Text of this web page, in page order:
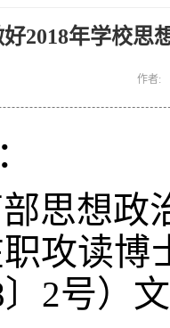
2018年学校思
作者:
思想政
攻读博
2号）